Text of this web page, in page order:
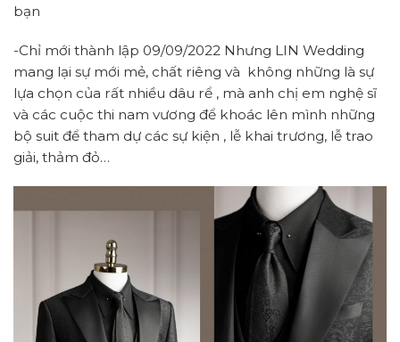
bạn
-Chỉ mới thành lập 09/09/2022 Nhưng LIN Wedding
mang lại sự mới mẻ, chất riêng và không những là sự
lựa chọn của rất nhiều dâu rể , mà anh chị em nghệ sĩ
và các cuộc thi nam vương để khoác lên mình những
bộ suit để tham dự các sự kiện , lễ khai trương, lễ trao
giải, thảm đỏ…